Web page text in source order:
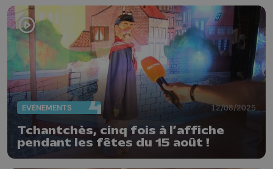
EVÈNEMENTS 12/08/2025
Tchantchès, cinq fois à l’affiche
pendant les fêtes du 15 août !